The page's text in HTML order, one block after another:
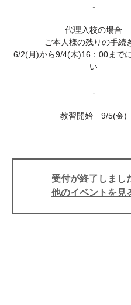
↓
代理入校の場合
ご本人様の残りの手続
6/2(月)から9/4(木)16：00まで
い
↓
教習開始 9/5(金)
受付が終了しまし
他のイベントを見